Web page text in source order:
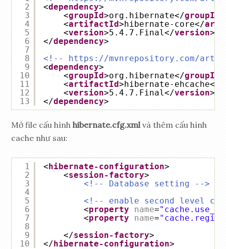
2
3
4
5
6
7
8
9
10
11
12
13
<dependency>
<groupId>org.hibernate</groupId
<artifactId>hibernate-core</
<version>5.4.7.Final</version>
</dependency>
<!-- https://mvnrepository.com/
<dependency>
<groupId>org.hibernate</groupId
<artifactId>hibernate-ehcache</
<version>5.4.7.Final</version>
</dependency>
Mở file cấu hìnhhibernate.cfg.xml và thêm cấu hình
cache như sau:
1
2
3
4
5
6
7
8
9
10
<hibernate-configuration>
<session-factory>
<!-- Database setting -->
<!-- enable second level
<property name=
<property name=
</session-factory>
</hibernate-configuration>